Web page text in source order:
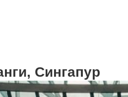
Сингапур